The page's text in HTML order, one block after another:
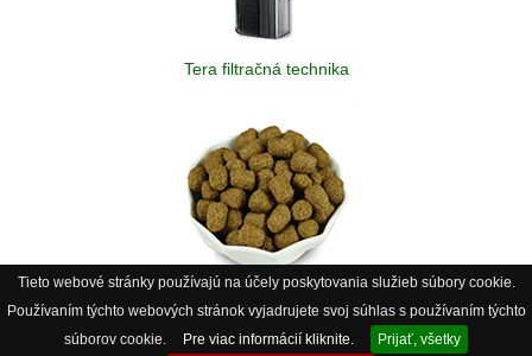
Tera filtračná technika
Krmivo pre teráriové zvieratá
Tieto webové stránky používajú na účely poskytovania služieb súbory cookie.
Používaním týchto webových stránok vyjadrujete svoj súhlas s používaním týchto
súborov cookie.
Pre viac informácií kliknite. Prijať, všetky